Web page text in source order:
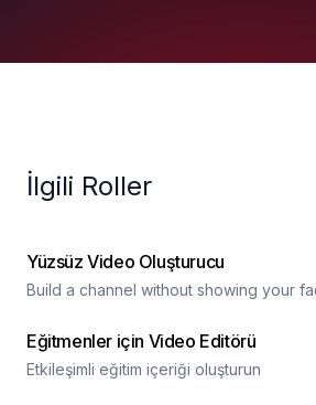
İlgili Roller
Yüzsüz Video Oluşturucu
Build a channel without showing your
Eğitmenler için Video Editörü
Etkileşimli eğitim içeriği oluşturun